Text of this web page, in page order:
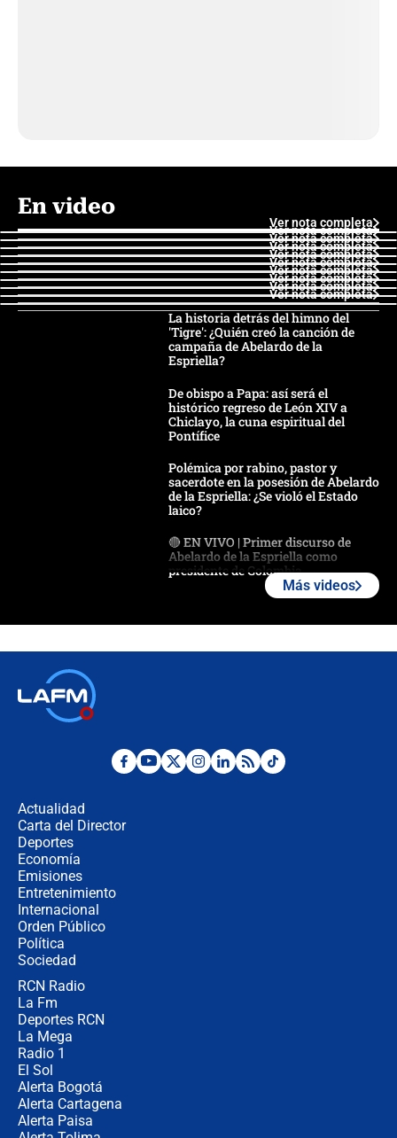
En video
Ver nota completa
Ver nota completa
Ver nota completa
Ver nota completa
Ver nota completa
Ver nota completa
Ver nota completa
Ver nota completa
Ver nota completa
Ver nota completa
La historia detrás del himno del
'Tigre': ¿Quién creó la canción de
campaña de Abelardo de la
Espriella?
De obispo a Papa: así será el
histórico regreso de León XIV a
Chiclayo, la cuna espiritual del
Pontífice
Polémica por rabino, pastor y
sacerdote en la posesión de Abelardo
de la Espriella: ¿Se violó el Estado
laico?
🔴 EN VIVO | Primer discurso de
Abelardo de la Espriella como
presidente de Colombia
Desde dermatitis hasta infecciones:
Más videos
Actualidad
Carta del Director
Deportes
Economía
Emisiones
Entretenimiento
Internacional
Orden Público
Política
Sociedad
RCN Radio
La Fm
Deportes RCN
La Mega
Radio 1
El Sol
Alerta Bogotá
Alerta Cartagena
Alerta Paisa